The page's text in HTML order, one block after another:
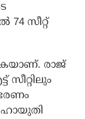
സീറ്റ്
രാജ്